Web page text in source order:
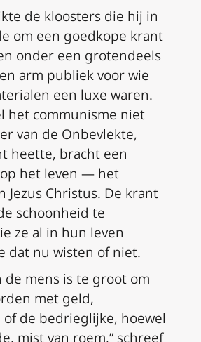
de kloosters die hij in
om een goedkope krant
onder een grotendeels
arm publiek voor wie
een luxe waren.
het communisme niet
van de Onbevlekte,
heette, bracht een
het leven — het
Jezus Christus. De krant
schoonheid te
ze al in hun leven
dat nu wisten of niet.
de mens is te groot om
met geld,
de bedrieglijke, hoewel
mist van roem,” schreef